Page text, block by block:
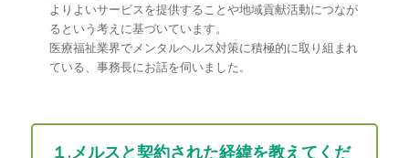
よりよいサービスを提供することや地域貢献活動につなが
るという考えに基づいています。
医療福祉業界でメンタルヘルス対策に積極的に取り組まれ
ている、事務長にお話を伺いました。
１.メルスと契約された経緯を教えてくだ